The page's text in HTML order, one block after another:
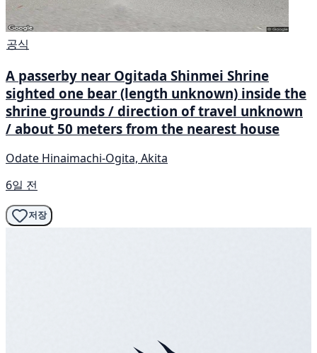
공식
A passerby near Ogitada Shinmei Shrine
sighted one bear (length unknown) inside the
shrine grounds / direction of travel unknown
/ about 50 meters from the nearest house
Odate Hinaimachi-Ogita, Akita
6일 전
저장